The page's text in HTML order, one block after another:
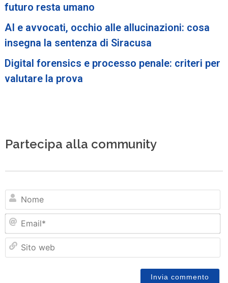
futuro resta umano
AI e avvocati, occhio alle allucinazioni: cosa
insegna la sentenza di Siracusa
Digital forensics e processo penale: criteri per
valutare la prova
Partecipa alla community